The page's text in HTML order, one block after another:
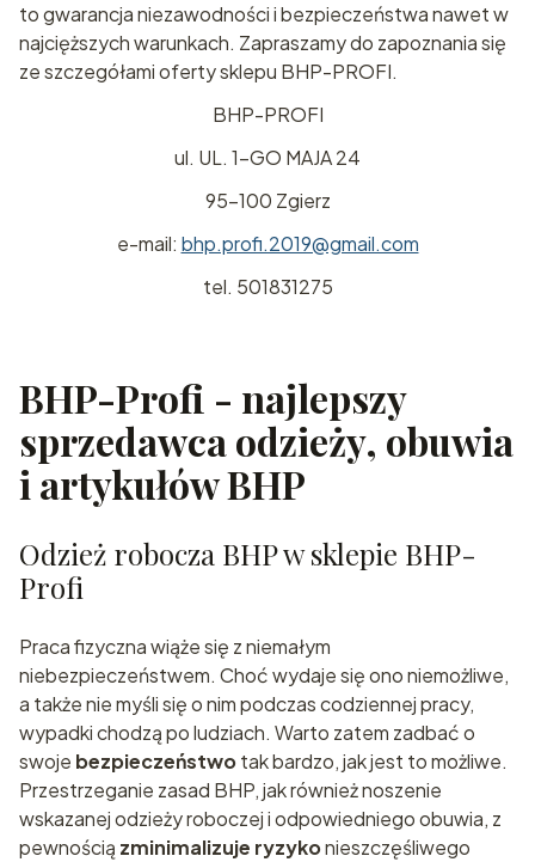
to gwarancja niezawodności i bezpieczeństwa nawet w
najcięższych warunkach. Zapraszamy do zapoznania się
ze szczegółami oferty sklepu BHP-PROFI.
BHP-PROFI
ul. UL. 1-GO MAJA 24
95-100 Zgierz
e-mail: bhp.profi.2019@gmail.com
tel. 501831275
BHP-Profi - najlepszy
sprzedawca odzieży, obuwia
i artykułów BHP
Odzież robocza BHP w sklepie BHP-
Profi
Praca fizyczna wiąże się z niemałym
niebezpieczeństwem. Choć wydaje się ono niemożliwe,
a także nie myśli się o nim podczas codziennej pracy,
wypadki chodzą po ludziach. Warto zatem zadbać o
swoje bezpieczeństwotak bardzo, jak jest to możliwe.
Przestrzeganie zasad BHP, jak również noszenie
wskazanej odzieży roboczej i odpowiedniego obuwia, z
pewnością zminimalizuje ryzykonieszczęśliwego